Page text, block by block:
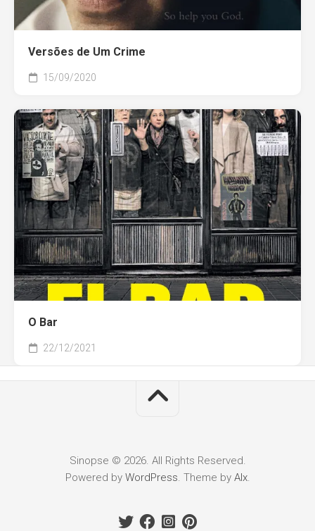
Versões de Um Crime
15/09/2020
O Bar
22/12/2021
Sinopse © 2026. All Rights Reserved.
Powered by WordPress. Theme by Alx.